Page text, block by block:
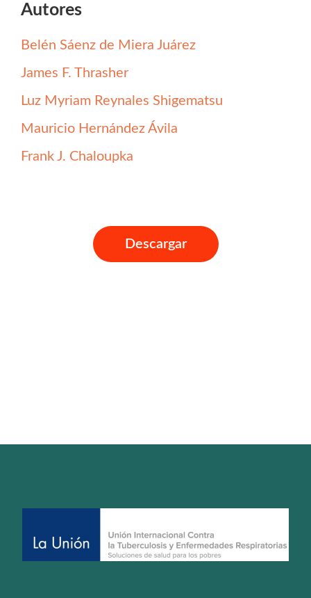
Autores
Belén Sáenz de Miera Juárez
James F. Thrasher
Luz Myriam Reynales Shigematsu
Mauricio Hernández Ávila
Frank J. Chaloupka
Descargar